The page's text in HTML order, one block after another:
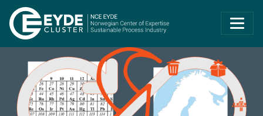
Eyde-Cluster |